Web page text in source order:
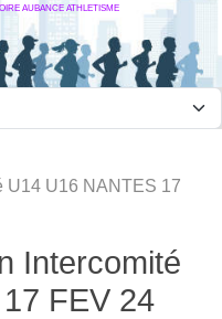
AUBANCE ATHLETISME
U14 U16 NANTES 17
Intercomité
FEV 24